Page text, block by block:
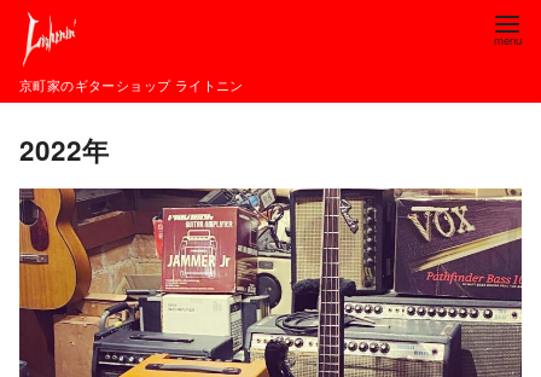
京町家のギターショップ ライトニン
2022年